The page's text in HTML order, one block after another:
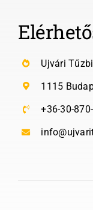
Ujvári
1115
+36-30-